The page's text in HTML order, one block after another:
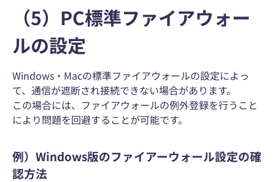
（5）PC標準ファイアウォー
ルの設定
Windows・Macの標準ファイアウォールの設定によっ
て、通信が遮断され接続できない場合があります。
この場合には、ファイアウォールの例外登録を行うこと
により問題を回避することが可能です。
例）Windows版のファイアーウォール設定の確
認方法